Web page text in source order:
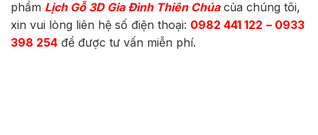
phẩm Lịch Gỗ 3D Gia Đình Thiên Chúacủa chúng tôi,
xin vui lòng liên hệ số điện thoại: 0982 441 122 – 0933
398 254 để được tư vấn miễn phí.